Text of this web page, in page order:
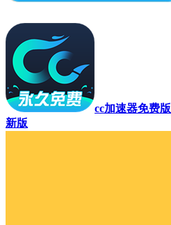
cc加速器免费版
新版